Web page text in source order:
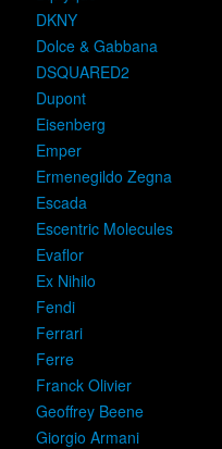
DKNY
Dolce & Gabbana
DSQUARED2
Dupont
Eisenberg
Emper
Ermenegildo Zegna
Escada
Escentric Molecules
Evaflor
Ex Nihilo
Fendi
Ferrari
Ferre
Franck Olivier
Geoffrey Beene
Giorgio Armani